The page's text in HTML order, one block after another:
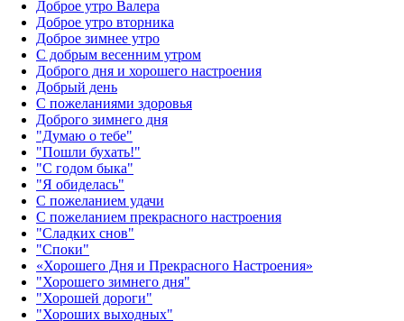
Доброе утро Валера
Доброе утро вторника
Доброе зимнее утро
С добрым весенним утром
Доброго дня и хорошего настроения
Добрый день
С пожеланиями здоровья
Доброго зимнего дня
"Думаю о тебе"
"Пошли бухать!"
"С годом быка"
"Я обиделась"
С пожеланием удачи
С пожеланием прекрасного настроения
"Сладких снов"
"Споки"
«Хорошего Дня и Прекрасного Настроения»
"Хорошего зимнего дня"
"Хорошей дороги"
"Хороших выходных"